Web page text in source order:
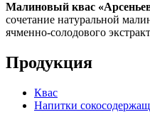
Малиновый квас
сочетание натуральной
ячменно-солодового
Продукция
Квас
Напитки